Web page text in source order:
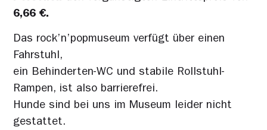
6,66 €.
Das rock’n’popmuseum verfügt über einen
Fahrstuhl,
ein Behinderten-WC und stabile Rollstuhl-
Rampen, ist also barrierefrei.
Hunde sind bei uns im Museum leider nicht
gestattet.